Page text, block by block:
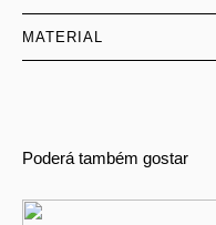
MATERIAL
Poderá também gostar